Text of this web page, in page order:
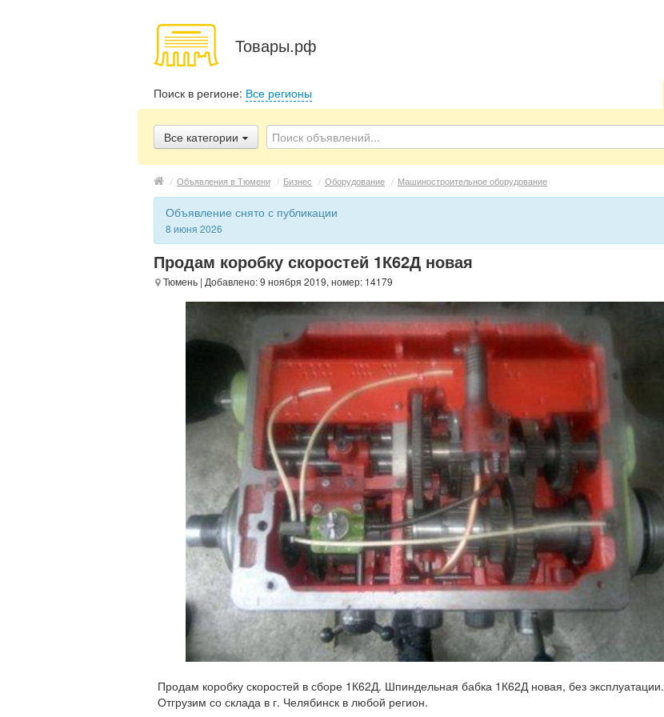
Товары.рф
Поиск в регионе: Все регионы
Все категории
/ Объявления в Тюмени / Бизнес / Оборудование / Машиностроительное оборудование
Объявление снято с публикации
8 июня 2026
Продам коробку скоростей 1К62Д новая
Тюмень | Добавлено: 9 ноября 2019, номер: 14179
Продам коробку скоростей в сборе 1К62Д. Шпиндельная бабка 1К62Д новая, без эксплуатации.
Отгрузим со склада в г. Челябинск в любой регион.